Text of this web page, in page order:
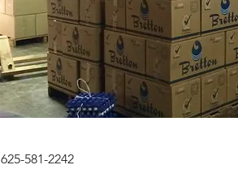
625-581-2242